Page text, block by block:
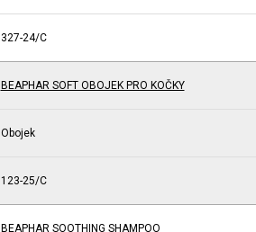
327-24/C
BEAPHAR SOFT OBOJEK PRO KOČKY
Obojek
123-25/C
BEAPHAR SOOTHING SHAMPOO